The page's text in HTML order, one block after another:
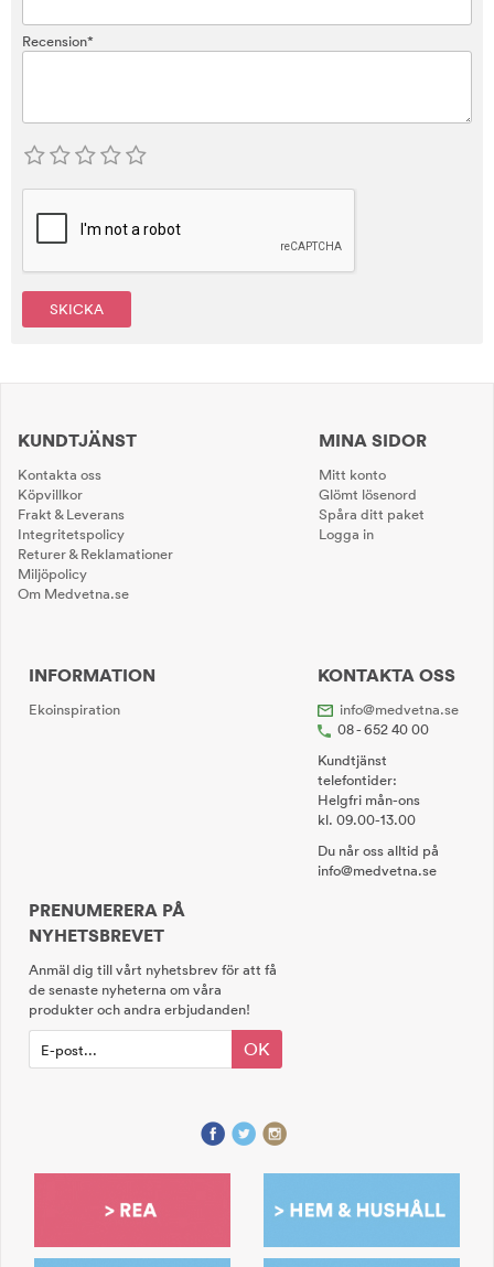
Recension*
SKICKA
KUNDTJÄNST
Kontakta oss
Köpvillkor
Frakt & Leverans
Integritetspolicy
Returer & Reklamationer
Miljöpolicy
Om Medvetna.se
MINA SIDOR
Mitt konto
Glömt lösenord
Spåra ditt paket
Logga in
INFORMATION
Ekoinspiration
KONTAKTA OSS
info@medvetna.se
08 - 652 40 00
Kundtjänst
telefontider:
Helgfri mån-ons
kl. 09.00-13.00
Du når oss alltid på
info@medvetna.se
PRENUMERERA PÅ
NYHETSBREVET
Anmäl dig till vårt nyhetsbrev för att få
de senaste nyheterna om våra
produkter och andra erbjudanden!
OK